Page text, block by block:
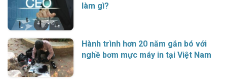
làm gì?
Hành trình hơn 20 năm gắn bó với
nghề bơm mực máy in tại Việt Nam